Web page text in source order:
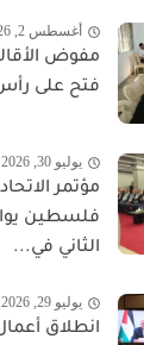
أغسطس 2, 2026
مفوض
فتح على
يوليو 30, 2026
مؤتمر
فلسطين
الثاني في...
يوليو 29, 2026
انطلاق